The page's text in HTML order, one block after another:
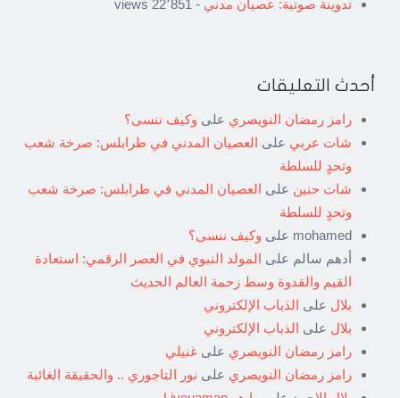
تدوينة صوتية: عصيان مدني - 22٬851 views
أحدث التعليقات
رامز رمضان النويصري على وكيف ننسى؟
شات عربي على العصيان المدني في طرابلس: صرخة شعب
وتحدٍ للسلطة
شات حنين على العصيان المدني في طرابلس: صرخة شعب
وتحدٍ للسلطة
mohamed على وكيف ننسى؟
أدهم سالم على المولد النبوي في العصر الرقمي: استعادة
القيم والقدوة وسط زحمة العالم الحديث
بلال على الذباب الإلكتروني
بلال على الذباب الإلكتروني
رامز رمضان النويصري على غنيلي
رامز رمضان النويصري على نور التاجوري .. والحقيقة الغائبة